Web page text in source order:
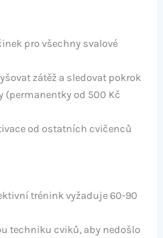
pro všechny svalové
zátěž a sledovat pokrok
(permanentky od 500 Kč
od ostatních cvičenců
trénink vyžaduje 60-90
techniku cviků, aby nedošlo